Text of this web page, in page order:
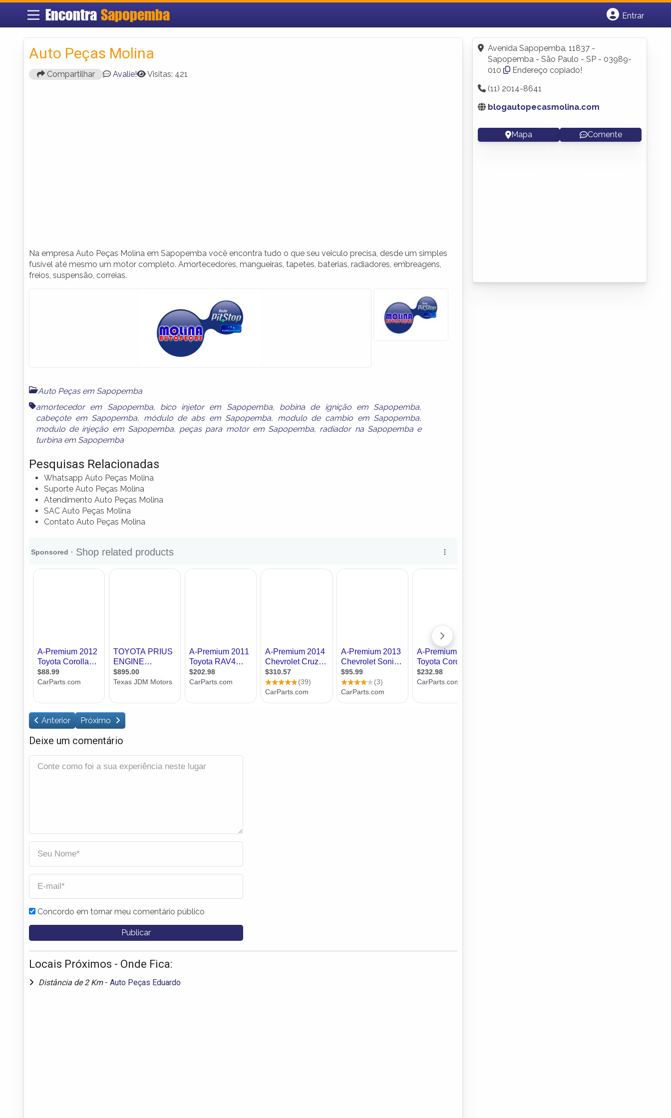
Encontra Sapopemba
Entrar
Fazer login
Criar conta
Auto Peças Molina
Compartilhar Avalie! Visitas: 421
Na empresa Auto Peças Molina em Sapopemba você encontra tudo o que seu veiculo precisa, desde um simples
fusível até mesmo um motor completo. Amortecedores, mangueiras, tapetes, baterias, radiadores, embreagens,
freios, suspensão, correias.
Auto Peças em Sapopemba
amortecedor em Sapopemba, bico injetor em Sapopemba, bobina de ignição em Sapopemba,
cabeçote em Sapopemba, módulo de abs em Sapopemba, modulo de cambio em Sapopemba,
modulo de injeção em Sapopemba, peças para motor em Sapopemba, radiador na Sapopembae
turbina em Sapopemba
Pesquisas Relacionadas
Whatsapp Auto Peças Molina
Suporte Auto Peças Molina
Atendimento Auto Peças Molina
SAC Auto Peças Molina
Contato Auto Peças Molina
Anterior Próximo
Deixe um comentário
Concordo em tornar meu comentário público
Locais Próximos - Onde Fica:
Distância de 2 Km - Auto Peças Eduardo
Avenida Sapopemba, 11837 -
Sapopemba - São Paulo - SP - 03989-
010
Endereço copiado!
(11) 2014-8641
blogautopecasmolina.com
Mapa Comente